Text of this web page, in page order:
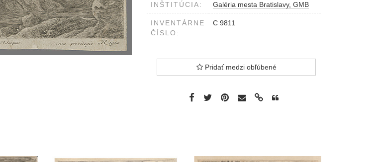
vpravo pod obrazom cum
INŠTITÚCIA: Galéria mesta Bratislavy, GMB
INVENTÁRNE
ČÍSLO:
C 9811
Pridať medzi obľúbené